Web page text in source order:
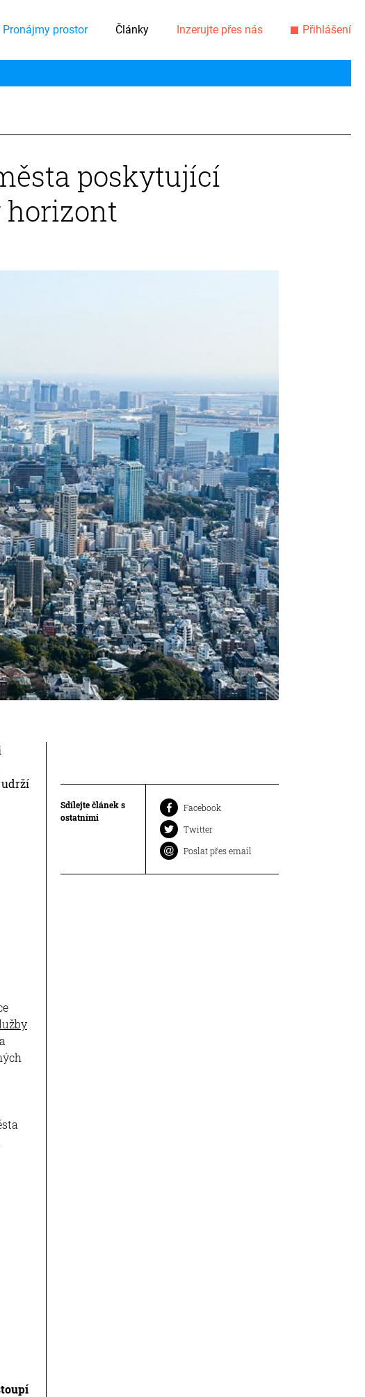
Pronájmy prostor Články Inzerujte přes nás Přihlášení
poskytující
horizont
udrží
Sdílejte článek s
ostatními
Facebook
Twitter
Poslat přes email